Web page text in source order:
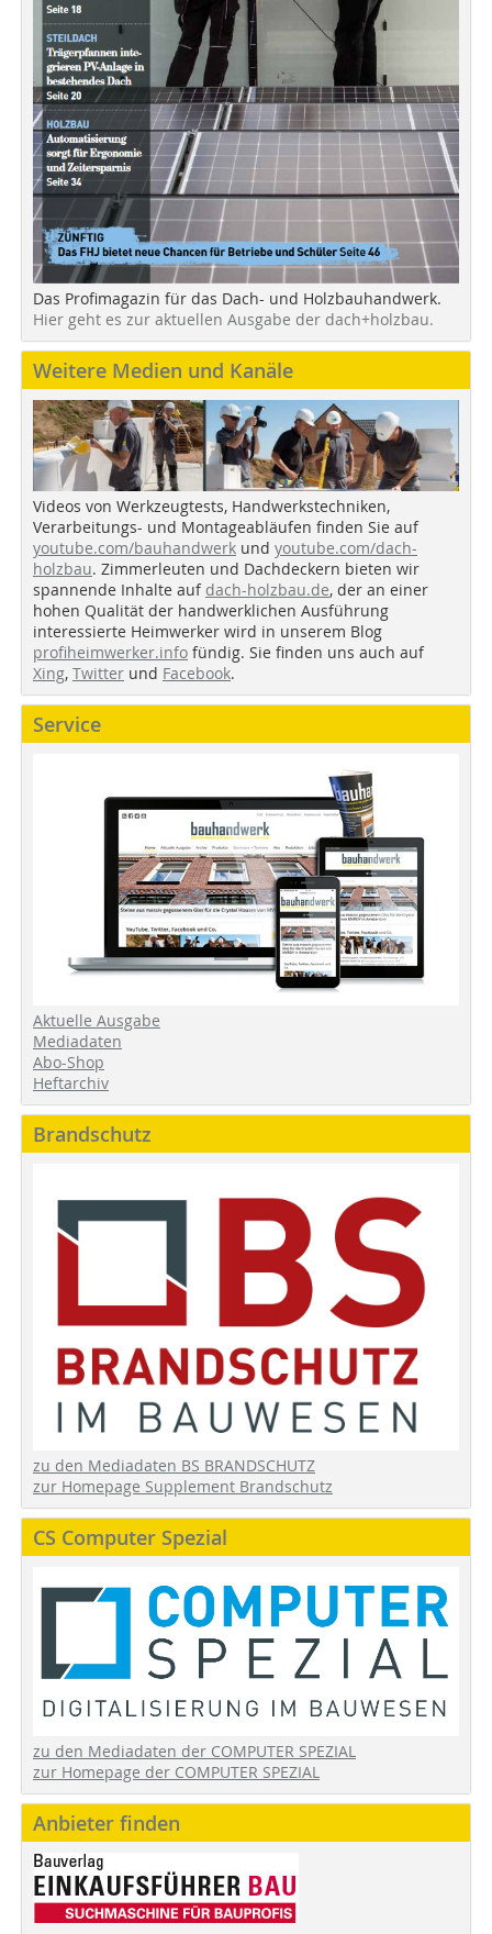
Das Profimagazin für das Dach- und Holzbauhandwerk.
Hier geht es zur aktuellen Ausgabe der dach+holzbau.
Weitere Medien und Kanäle
Videos von Werkzeugtests, Handwerkstechniken,
Verarbeitungs- und Montageabläufen finden Sie auf
youtube.com/bauhandwerk und youtube.com/dach-
holzbau. Zimmerleuten und Dachdeckern bieten wir
spannende Inhalte auf dach-holzbau.de, der an einer
hohen Qualität der handwerklichen Ausführung
interessierte Heimwerker wird in unserem Blog
profiheimwerker.info fündig. Sie finden uns auch auf
Xing, Twitter und Facebook.
Service
Aktuelle Ausgabe
Mediadaten
Abo-Shop
Heftarchiv
Brandschutz
zu den Mediadaten BS BRANDSCHUTZ
zur Homepage Supplement Brandschutz
CS Computer Spezial
zu den Mediadaten der COMPUTER SPEZIAL
zur Homepage der COMPUTER SPEZIAL
Anbieter finden